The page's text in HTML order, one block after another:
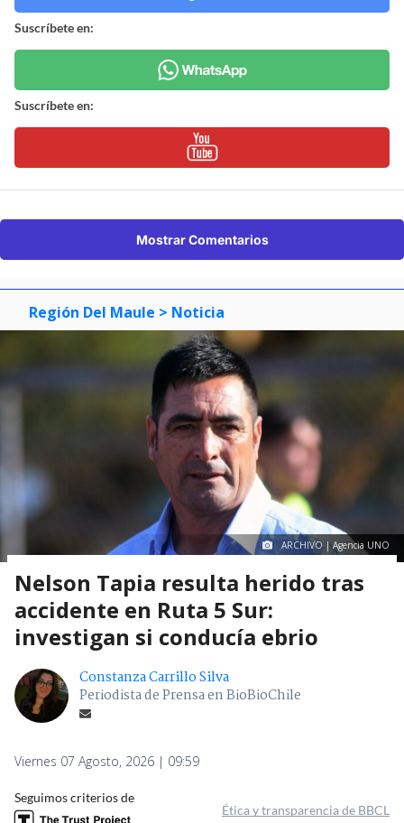
Suscríbete en:
Suscríbete en:
Mostrar Comentarios
Región Del Maule > Noticia
ARCHIVO | Agencia UNO
Nelson Tapia resulta herido tras
accidente en Ruta 5 Sur:
investigan si conducía ebrio
Constanza Carrillo Silva
Periodista de Prensa en BioBioChile
Viernes 07 Agosto, 2026 | 09:59
Seguimos criterios de
Ética y transparencia de BBCL